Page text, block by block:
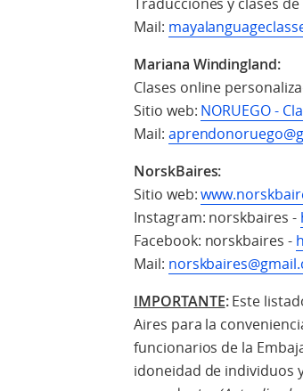
Mail:
Mariana Windingland:
Clases online
Sitio web: NORUEGO -
Mail:
NorskBaires:
Sitio web:
Instagram: norskbaires -
Facebook: norskbaires -
Mail:
IMPORTANTE:Este
Aires para la
funcionarios de la
idoneidad de individuos